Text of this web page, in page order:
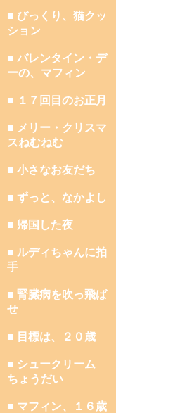
■ びっくり、猫クッ
ション
■ バレンタイン・デ
ーの、マフィン
■ １７回目のお正月
■ メリー・クリスマ
スねむねむ
■ 小さなお友だち
■ ずっと、なかよし
■ 帰国した夜
■ ルディちゃんに拍
手
■ 腎臓病を吹っ飛ば
せ
■ 目標は、２０歳
■ シュークリーム
ちょうだい
■ マフィン、１６歳